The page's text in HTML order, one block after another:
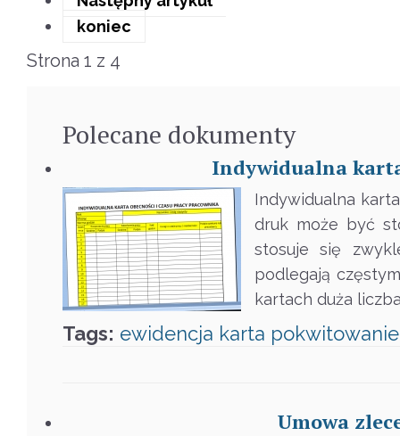
koniec
Strona 1 z 4
Polecane dokumenty
Indywidualna
Indywidualna
druk może być
stosuje się
podlegają
kartach duża
Tags: ewidencja karta pokwitowanie
Umowa